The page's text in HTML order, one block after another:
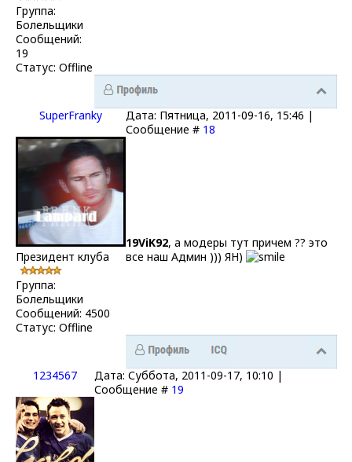
Группа:
Болельщики
Сообщений:
19
Статус: Offline
SuperFranky
Дата: Пятница, 2011-09-16, 15:46 |
Сообщение # 18
Президент клуба
Группа:
Болельщики
Сообщений: 4500
Статус: Offline
19ViK92, а модеры тут причем ?? это
все наш Админ ))) ЯН)
1234567
Дата: Суббота, 2011-09-17, 10:10 |
Сообщение # 19